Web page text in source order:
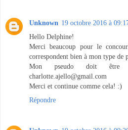
Unknown 19 octobre 2016 à
Hello Delphine!
Merci beaucoup pour le
correspondent bien à mon type de
Mon pseudo doit
charlotte.ajello@gmail.com
Merci et continue comme cela! :)
Répondre